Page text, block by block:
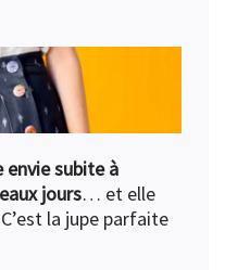
envie subite à
jours… et elle
la jupe parfaite